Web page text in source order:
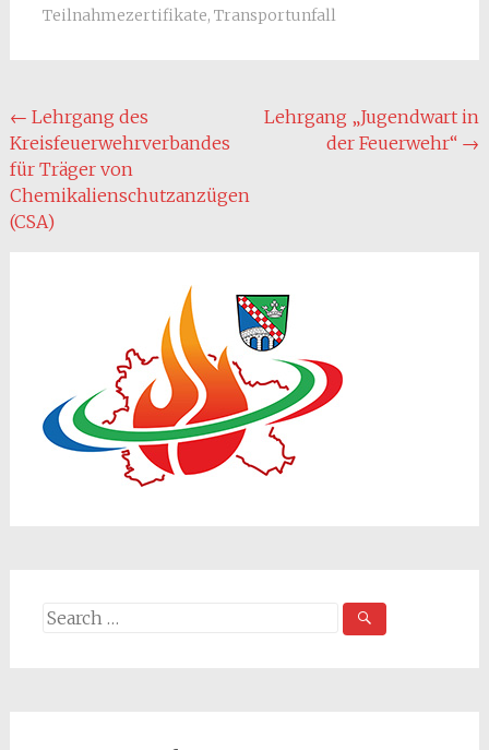
Teilnahmezertifikate, Transportunfall
Post
navigation
← Lehrgang des
Kreisfeuerwehrverbandes
für Träger von
Chemikalienschutzanzügen
(CSA)
Lehrgang „Jugendwart in
der Feuerwehr“ →
Search